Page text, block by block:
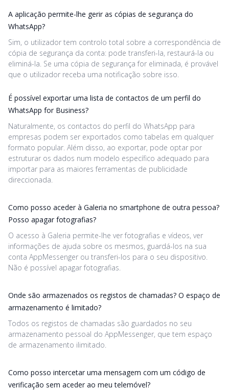
A aplicação permite-lhe gerir as cópias de segurança do
WhatsApp?
Sim, o utilizador tem controlo total sobre a correspondência de
cópia de segurança da conta: pode transferi-la, restaurá-la ou
eliminá-la. Se uma cópia de segurança for eliminada, é provável
que o utilizador receba uma notificação sobre isso.
É possível exportar uma lista de contactos de um perfil do
WhatsApp for Business?
Naturalmente, os contactos do perfil do WhatsApp para
empresas podem ser exportados como tabelas em qualquer
formato popular. Além disso, ao exportar, pode optar por
estruturar os dados num modelo específico adequado para
importar para as maiores ferramentas de publicidade
direccionada.
Como posso aceder à Galeria no smartphone de outra pessoa?
Posso apagar fotografias?
O acesso à Galeria permite-lhe ver fotografias e vídeos, ver
informações de ajuda sobre os mesmos, guardá-los na sua
conta AppMessenger ou transferi-los para o seu dispositivo.
Não é possível apagar fotografias.
Onde são armazenados os registos de chamadas? O espaço de
armazenamento é limitado?
Todos os registos de chamadas são guardados no seu
armazenamento pessoal do AppMessenger, que tem espaço
de armazenamento ilimitado.
Como posso intercetar uma mensagem com um código de
verificação sem aceder ao meu telemóvel?